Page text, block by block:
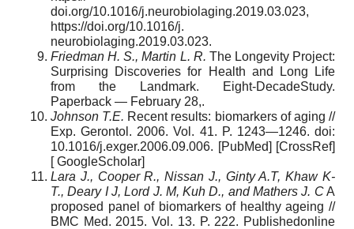
doi.org/10.1016/j.neurobiolaging.2019.03.023,
https://doi.org/10.1016/j.
neurobiolaging.2019.03.023.
Friedman H. S., Martin L. R. The Longevity Project:
Surprising Discoveries for Health and Long Life
from the Landmark. Eight-DecadeStudy.
Paperback — February 28,.
Johnson T.E. Recent results: biomarkers of aging //
Exp. Gerontol. 2006. Vol. 41. P. 1243—1246. doi:
10.1016/j.exger.2006.09.006. [PubMed] [CrossRef]
[ GoogleScholar]
Lara J., Cooper R., Nissan J., Ginty A.T, Khaw K-
T., Deary I J, Lord J. M, Kuh D., and Mathers J. CA
proposed panel of biomarkers of healthy ageing //
BMC Med. 2015. Vol. 13. P. 222. Publishedonline